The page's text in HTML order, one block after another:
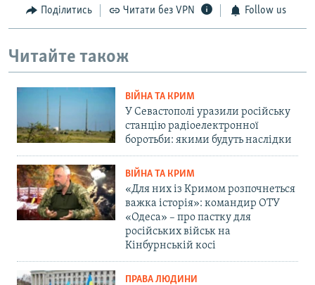
Поділитись Читати без VPN Follow us
Читайте також
ВІЙНА ТА КРИМ
У Севастополі уразили російську
станцію радіоелектронної
боротьби: якими будуть наслідки
ВІЙНА ТА КРИМ
«Для них із Кримом розпочнеться
важка історія»: командир ОТУ
«Одеса» – про пастку для
російських військ на
Кінбурнській косі
ПРАВА ЛЮДИНИ